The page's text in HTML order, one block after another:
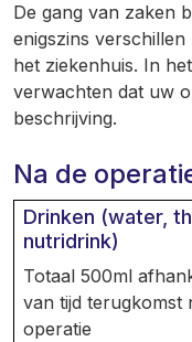
De gang van zaken
enigszins
het ziekenhuis. In
verwachten dat uw
beschrijving.
Na de
Drinken (water,
nutridrink)
Totaal 500ml
van tijd terugkomst
operatie